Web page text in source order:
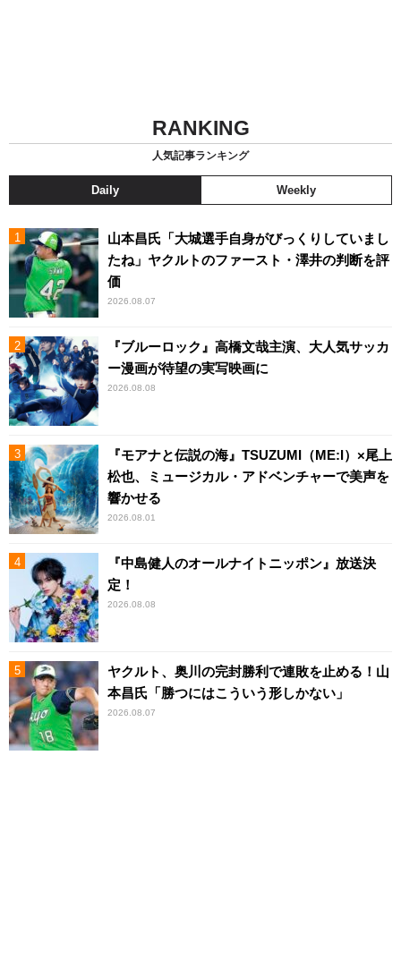
RANKING
人気記事ランキング
Daily Weekly
山本昌氏「大城選手自身がびっくりしていまし
たね」ヤクルトのファースト・澤井の判断を評
価
2026.08.07
『ブルーロック』高橋文哉主演、大人気サッカ
ー漫画が待望の実写映画に
2026.08.08
『モアナと伝説の海』TSUZUMI（ME:I）×尾上
松也、ミュージカル・アドベンチャーで美声を
響かせる
2026.08.01
『中島健人のオールナイトニッポン』放送決
定！
2026.08.08
ヤクルト、奥川の完封勝利で連敗を止める！山
本昌氏「勝つにはこういう形しかない」
2026.08.07